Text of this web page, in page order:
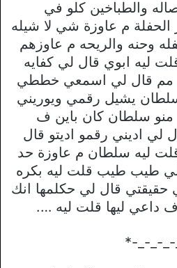
والطباخين كلو في
الحفلة م عاوزة شي لا شيله
وحنه والريحه م عاوزهم
ليه ابوي قال لي كفايه
مم قال لي اسمعي خططي
يشيل رقمي ويوريني
سلطان كان باين ف
لي اديني رقمو اديتو قال
ليه سلطان م عاوزة حد
طيب طيب قلت ليه بكره
حقيقتي قال لي حكلمها انك
داعي ليها قلت ليه ….
*_-_-_-